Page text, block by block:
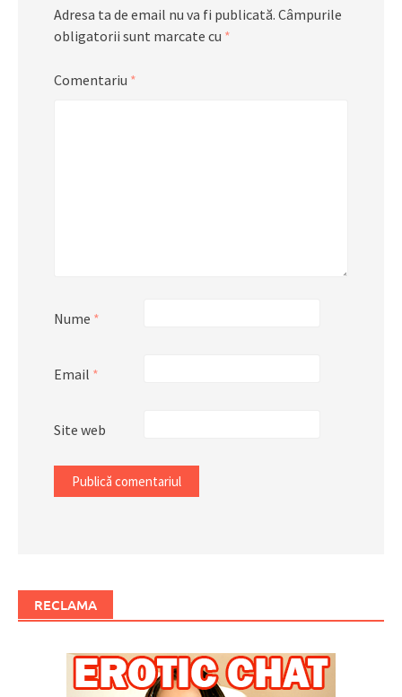
Adresa ta de email nu va fi publicată. Câmpurile
obligatorii sunt marcate cu *
Comentariu *
Nume *
Email *
Site web
RECLAMA